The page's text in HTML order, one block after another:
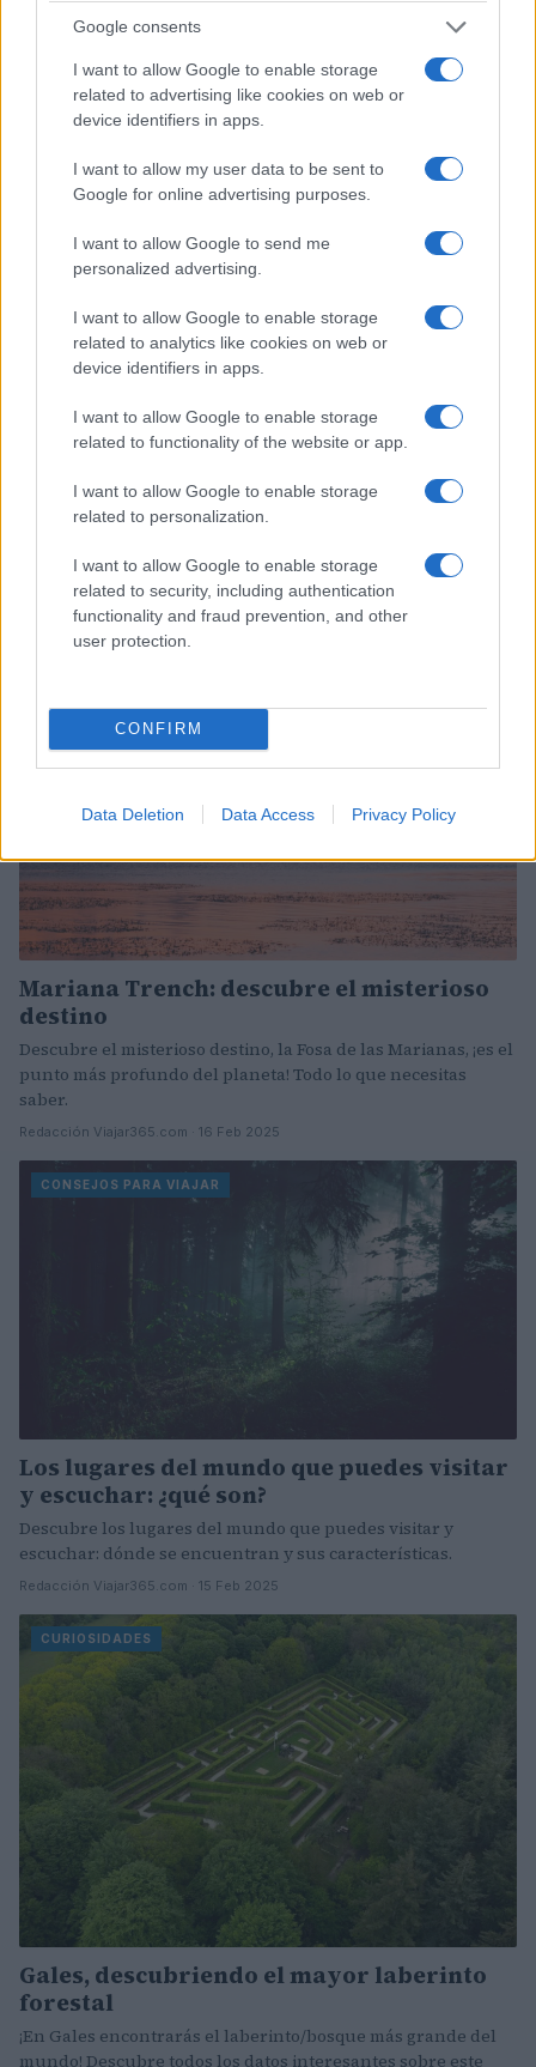
Google consents
I want to allow Google to enable storage
related to advertising like cookies on web or
device identifiers in apps.
I want to allow my user data to be sent to
Google for online advertising purposes.
I want to allow Google to send me
personalized advertising.
I want to allow Google to enable storage
related to analytics like cookies on web or
device identifiers in apps.
I want to allow Google to enable storage
related to functionality of the website or app.
I want to allow Google to enable storage
related to personalization.
I want to allow Google to enable storage
related to security, including authentication
functionality and fraud prevention, and other
user protection.
CONFIRM
Data Deletion Data Access Privacy Policy
Batumi en Georgia: la estatua que cuenta
la historia del amor de Ali y Nino
La estatua, literalmente en movimiento, está compuesta por
Redacción Viajar365.com · 21 Feb 2025
CONSEJOS PARA VIAJAR
Minnesota, guía sobre qué ver y qué hacer
Descubra Minnesota, nuestra guía se centra en qué hacer y
qué ver, desde ciudades hasta lugares rodeados de
naturaleza.
Redacción Viajar365.com · 19 Feb 2025
Mariana Trench: descubre el misterioso
destino
Descubre el misterioso destino, la Fosa de las Marianas, ¡es el
punto más profundo del planeta! Todo lo que necesitas
saber.
Redacción Viajar365.com · 16 Feb 2025
CONSEJOS PARA VIAJAR
Los lugares del mundo que puedes visitar
y escuchar: ¿qué son?
Descubre los lugares del mundo que puedes visitar y
escuchar: dónde se encuentran y sus características.
Redacción Viajar365.com · 15 Feb 2025
CURIOSIDADES
Gales, descubriendo el mayor laberinto
forestal
¡En Gales encontrarás el laberinto/bosque más grande del
mundo! Descubre todos los datos interesantes sobre este